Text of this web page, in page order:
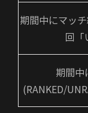
期間中にマッ
回「
期間中
(RANKED/